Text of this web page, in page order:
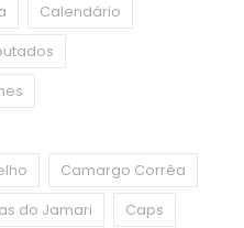
Calendário
Camargo Corrêa
do Jamari
Caps